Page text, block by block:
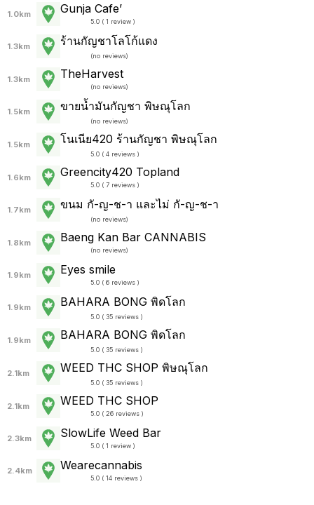
1.0km Gunja Cafe’
5.0 ( 1 review )
1.3km ร้านกัญชาโลโก้แดง
(no reviews)
1.3km TheHarvest
(no reviews)
1.5km ขายน้ำมันกัญชา พิษณุโลก
(no reviews)
1.5km โนเนีย420 ร้านกัญชา พิษณุโลก
5.0 ( 4 reviews )
1.6km Greencity420 Topland
5.0 ( 7 reviews )
1.7km ขนม กั-ญ-ช-า และไม่ กั-ญ-ช-า
(no reviews)
1.8km Baeng Kan Bar CANNABIS
(no reviews)
1.9km Eyes smile
5.0 ( 6 reviews )
1.9km BAHARA BONG พิดโลก
5.0 ( 35 reviews )
1.9km BAHARA BONG พิดโลก
5.0 ( 35 reviews )
2.1km WEED THC SHOP พิษณุโลก
5.0 ( 35 reviews )
2.1km WEED THC SHOP
5.0 ( 26 reviews )
2.3km SlowLife Weed Bar
5.0 ( 1 review )
2.4km Wearecannabis
5.0 ( 14 reviews )